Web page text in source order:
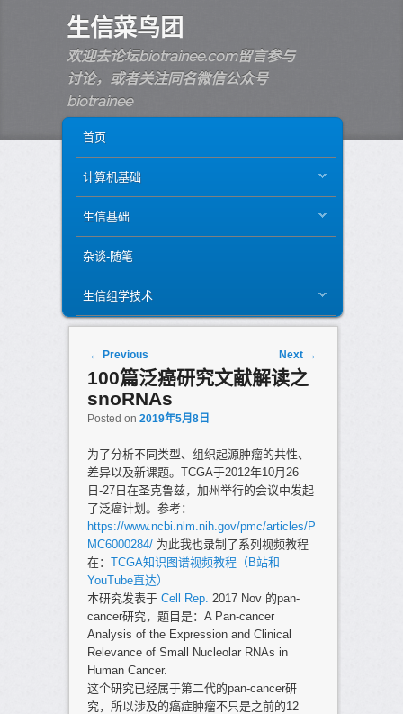
生信菜鸟团
欢迎去论坛biotrainee.com留言参与
讨论，或者关注同名微信公众号
biotrainee
SKIP TO PRIMARY CONTENT
SKIP TO SECONDARY CONTENT
首页
计算机基础
生信基础
杂谈-随笔
生信组学技术
Post navigation
← Previous Next →
100篇泛癌研究文献解读之
snoRNAs
Posted on 2019年5月8日
为了分析不同类型、组织起源肿瘤的共性、
差异以及新课题。TCGA于2012年10月26
日-27日在圣克鲁兹，加州举行的会议中发起
了泛癌计划。参考：
https://www.ncbi.nlm.nih.gov/pmc/articles/P
MC6000284/为此我也录制了系列视频教程
在： TCGA知识图谱视频教程（B站和
YouTube直达）
本研究发表于 Cell Rep. 2017 Nov 的pan-
cancer研究，题目是：A Pan-cancer
Analysis of the Expression and Clinical
Relevance of Small Nucleolar RNAs in
Human Cancer.
这个研究已经属于第二代的pan-cancer研
究，所以涉及的癌症肿瘤不只是之前的12